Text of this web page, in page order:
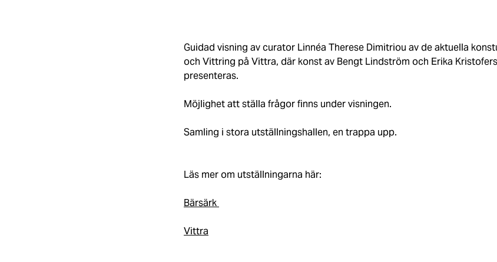
Guidad visning av curator Linnéa Therese Dimitriou av de aktuella
och Vittring på Vittra, där konst av Bengt Lindström och Erika
presenteras.
Möjlighet att ställa frågor finns under visningen.
Samling i stora utställningshallen, en trappa upp.
Läs mer om utställningarna här:
Bärsärk
Vittra